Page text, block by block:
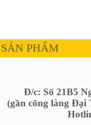
PHẨM
Đ/c: Số 21B5
(gần cổng làng Đại